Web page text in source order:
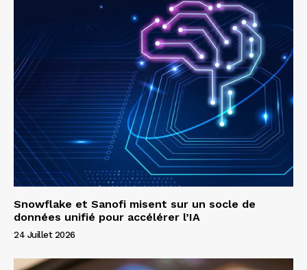
Snowflake et Sanofi misent sur un socle de
données unifié pour accélérer l’IA
24 Juillet 2026